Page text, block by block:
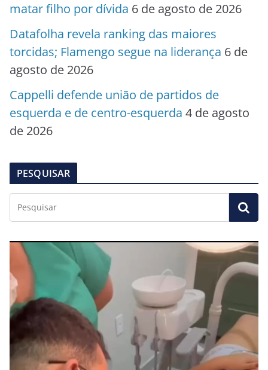
matar filho por dívida 6 de agosto de 2026
Datafolha revela ranking das maiores
torcidas; Flamengo segue na liderança 6 de
agosto de 2026
Cappelli defende união de partidos de
esquerda e de centro-esquerda 4 de agosto
de 2026
PESQUISAR